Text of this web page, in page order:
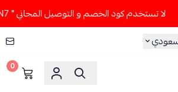
لا تستخدم كود الخصم و التوصيل المجاني " N7 " إلا إذا طلبت قطعتين أو أكثر 👀🔥
0